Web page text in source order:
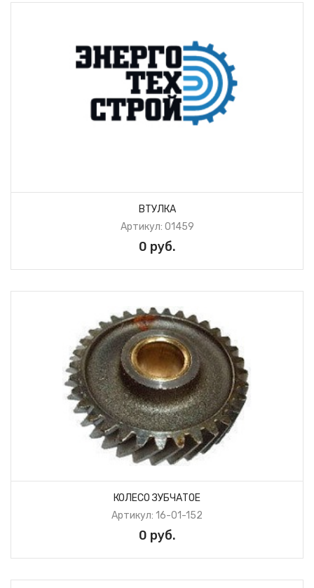
ВТУЛКА
Артикул: 01459
0 руб.
КОЛЕСО ЗУБЧАТОЕ
Артикул: 16-01-152
0 руб.